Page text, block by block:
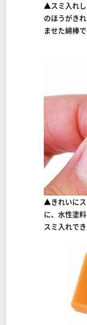
▲スミ入れし
のほうがき
ませた綿棒
▲きれいにス
に、水性塗
スミ入れで